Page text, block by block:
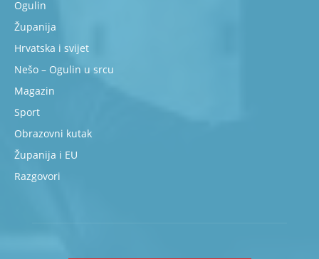
Ogulin
Županija
Hrvatska i svijet
Nešo – Ogulin u srcu
Magazin
Sport
Obrazovni kutak
Županija i EU
Razgovori